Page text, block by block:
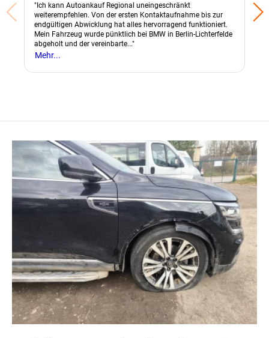
"Ich kann Autoankauf Regional uneingeschränkt
weiterempfehlen. Von der ersten Kontaktaufnahme bis zur
endgültigen Abwicklung hat alles hervorragend funktioniert.
Mein Fahrzeug wurde pünktlich bei BMW in Berlin-Lichterfelde
abgeholt und der vereinbarte..."
Mehr...